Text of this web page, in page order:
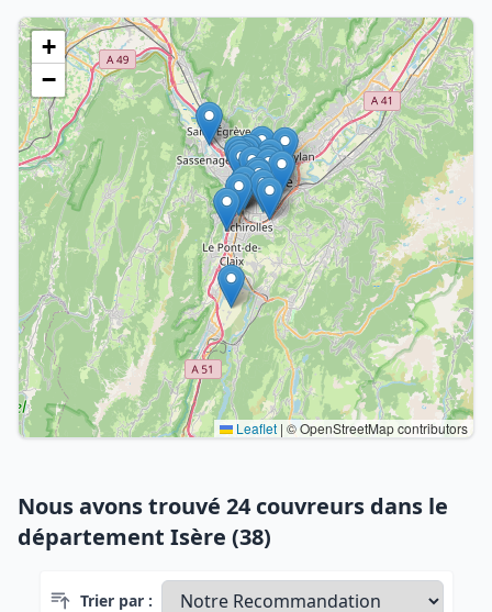
+
−
Leaflet | © OpenStreetMap contributors
Nous avons trouvé 24 couvreurs dans le
département Isère (38)
Trier par :